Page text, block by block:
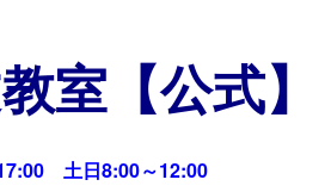
室【公式】
土日8:00～12:00